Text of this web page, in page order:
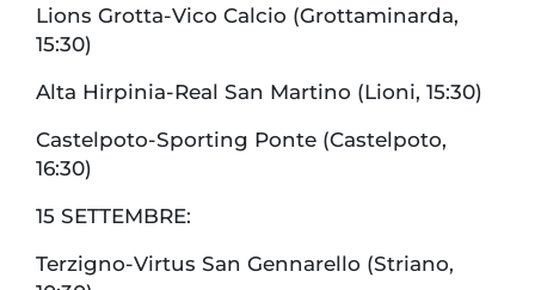
Lions Grotta-Vico Calcio (Grottaminarda,
15:30)
Alta Hirpinia-Real San Martino (Lioni, 15:30)
Castelpoto-Sporting Ponte (Castelpoto,
16:30)
15 SETTEMBRE:
Terzigno-Virtus San Gennarello (Striano,